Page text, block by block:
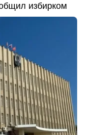
избирком